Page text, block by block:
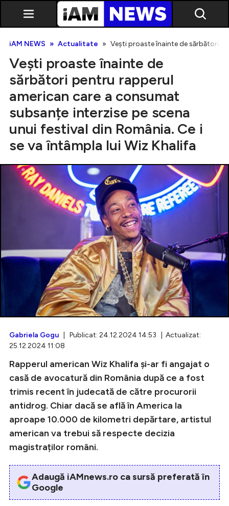
Exclusiv
Intră în cont
Creează cont
iAM NEWS Actualitate Vești proaste înainte de sărbători
Vești proaste înainte de
sărbători pentru rapperul
american care a consumat
subsanțe interzise pe scena
unui festival din România. Ce i
se va întâmpla lui Wiz Khalifa
Gabriela Gogu | Publicat: 24.12.2024 14:53 | Actualizat:
25.12.2024 11:08
Rapperul american Wiz Khalifa și-ar fi angajat o
casă de avocatură din România după ce a fost
trimis recent în judecată de către procurorii
antidrog. Chiar dacă se află în America la
aproape 10.000 de kilometri depărtare, artistul
american va trebui să respecte decizia
magistraților români.
Adaugă iAMnews.ro ca sursă preferată în
Google